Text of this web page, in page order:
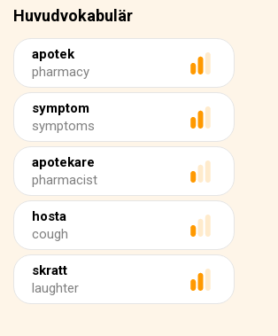
Huvudvokabulär
apotek
pharmacy
symptom
symptoms
apotekare
pharmacist
hosta
cough
skratt
laughter